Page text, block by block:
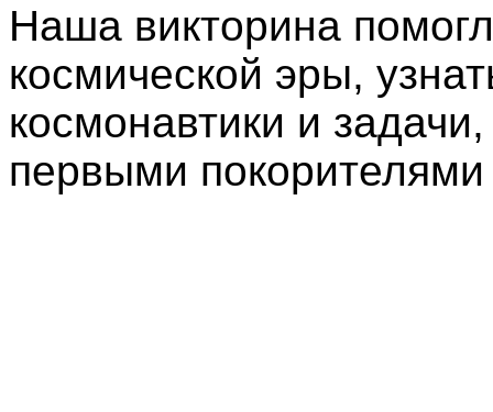
Наша викторина
космической эры,
космонавтики и
первыми